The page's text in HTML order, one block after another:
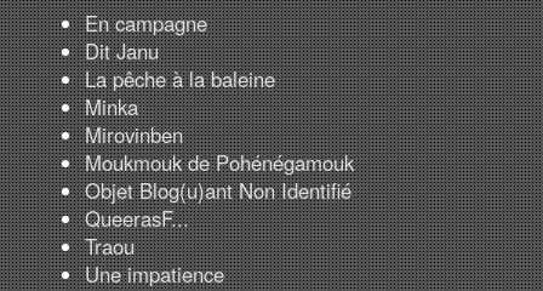
En campagne
Dit Janu
La pêche à la baleine
Minka
Mirovinben
Moukmouk de Pohénégamouk
Objet Blog(u)ant Non Identifié
QueerasF...
Traou
Une impatience